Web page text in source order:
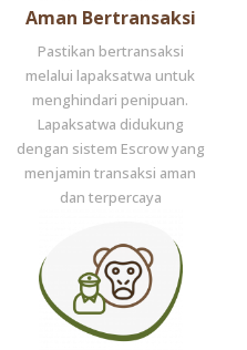
Aman Bertransaksi
Pastikan bertransaksi
melalui lapaksatwa untuk
menghindari penipuan.
Lapaksatwa didukung
dengan sistem Escrow yang
menjamin transaksi aman
dan terpercaya